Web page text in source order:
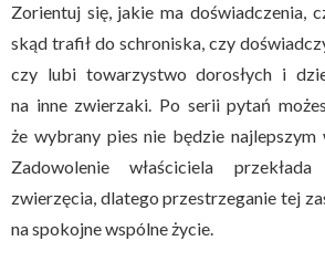
Zorientuj się, jakie ma doświadczenia,
skąd trafił do schroniska, czy
czy lubi towarzystwo dorosłych i
na inne zwierzaki. Po serii pytań
że wybrany pies nie będzie
Zadowolenie właściciela
zwierzęcia, dlatego przestrzeganie tej
na spokojne wspólne życie.